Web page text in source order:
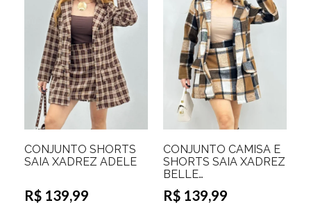
CONJUNTO SHORTS
SAIA XADREZ ADELE
R$ 139,99
CONJUNTO CAMISA E
SHORTS SAIA XADREZ
BELLE
Cor:Caramelo;Tamanho:M
R$ 139,99